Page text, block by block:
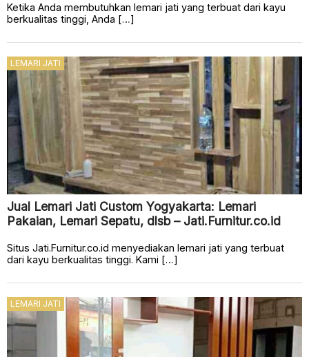
Ketika Anda membutuhkan lemari jati yang terbuat dari kayu
berkualitas tinggi, Anda […]
LEMARI JATI
Jual Lemari Jati Custom Yogyakarta: Lemari
Pakaian, Lemari Sepatu, dlsb – Jati.Furnitur.co.id
Situs Jati.Furnitur.co.id menyediakan lemari jati yang terbuat
dari kayu berkualitas tinggi. Kami […]
LEMARI JATI